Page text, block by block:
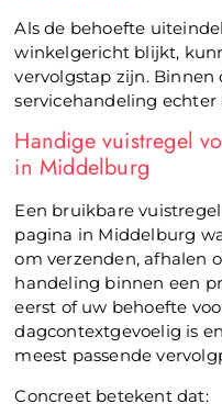
Als de behoefte
winkelgericht blijkt,
vervolgstap zijn.
servicehandeling
Handige vuistregel
in Middelburg
Een bruikbare
pagina in Middelburg
om verzenden, afhalen
handeling binnen een
eerst of uw behoefte
dagcontextgevoelig is
meest passende
Concreet betekent dat: